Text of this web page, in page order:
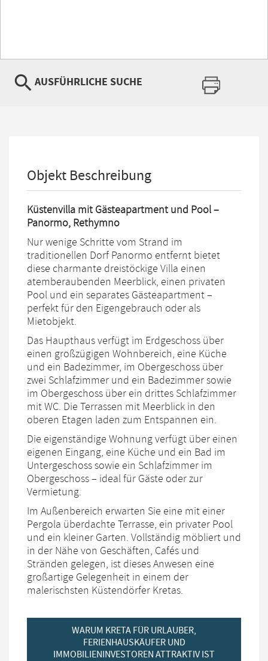
AUSFÜHRLICHE SUCHE
Objekt Beschreibung
Küstenvilla mit Gästeapartment und Pool –
Panormo, Rethymno
Nur wenige Schritte vom Strand im
traditionellen Dorf Panormo entfernt bietet
diese charmante dreistöckige Villa einen
atemberaubenden Meerblick, einen privaten
Pool und ein separates Gästeapartment –
perfekt für den Eigengebrauch oder als
Mietobjekt.
Das Haupthaus verfügt im Erdgeschoss über
einen großzügigen Wohnbereich, eine Küche
und ein Badezimmer, im Obergeschoss über
zwei Schlafzimmer und ein Badezimmer sowie
im Obergeschoss über ein drittes Schlafzimmer
mit WC. Die Terrassen mit Meerblick in den
oberen Etagen laden zum Entspannen ein.
Die eigenständige Wohnung verfügt über einen
eigenen Eingang, eine Küche und ein Bad im
Untergeschoss sowie ein Schlafzimmer im
Obergeschoss – ideal für Gäste oder zur
Vermietung.
Im Außenbereich erwarten Sie eine mit einer
Pergola überdachte Terrasse, ein privater Pool
und ein kleiner Garten. Vollständig möbliert und
in der Nähe von Geschäften, Cafés und
Stränden gelegen, ist dieses Anwesen eine
großartige Gelegenheit in einem der
malerischsten Küstendörfer Kretas.
WARUM KRETA FÜR URLAUBER,
FERIENHAUSKÄUFER UND
IMMOBILIENINVESTOREN ATTRAKTIV IST